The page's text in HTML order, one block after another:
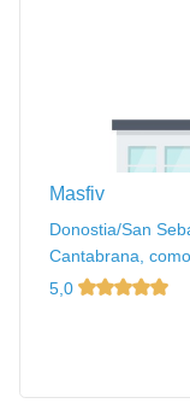
Masfiv
Donostia/San
Cantabrana,
5,0